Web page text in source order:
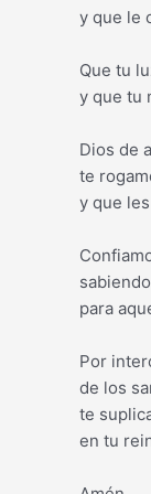
y que le
Que tu
y que tu
Dios de
te
y que
para
Por
de los
te
en tu